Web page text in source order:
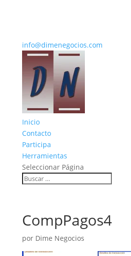
info@dimenegocios.com
Inicio
Contacto
Participa
Herramientas
Seleccionar Página
CompPagos4
por Dime Negocios